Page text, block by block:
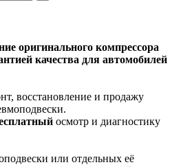
оригинального компрессора
качества для автомобилей
восстановление и продажу
осмотр и диагностику
или отдельных её